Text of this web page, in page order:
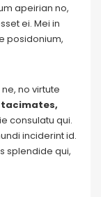
apeirian no,
ei. Mei in
posidonium,
no virtute
tacimates,
consulatu qui.
inciderint id.
splendide qui,